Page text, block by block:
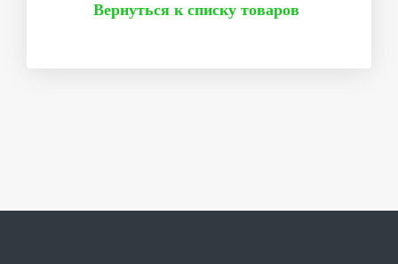
Вернуться к списку товаров